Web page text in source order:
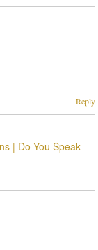
Reply
| Do You Speak